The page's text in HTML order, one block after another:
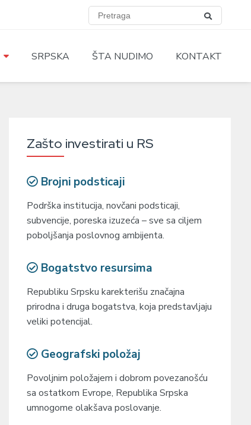
SRPSKA ŠTA NUDIMO KONTAKT
Zašto investirati u RS
Brojni podsticaji
Podrška institucija, novčani podsticaji,
subvencije, poreska izuzeća – sve sa ciljem
poboljšanja poslovnog ambijenta.
Bogatstvo resursima
Republiku Srpsku karekterišu značajna
prirodna i druga bogatstva, koja predstavljaju
veliki potencijal.
Geografski položaj
Povoljnim položajem i dobrom povezanošću
sa ostatkom Evrope, Republika Srpska
umnogome olakšava poslovanje.